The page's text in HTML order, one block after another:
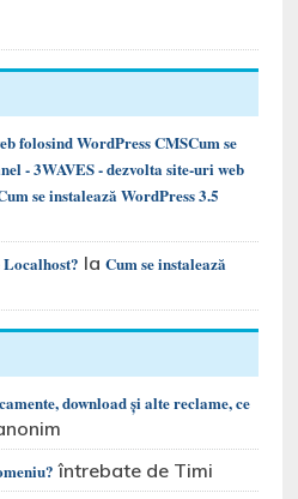
folosind WordPress CMSCum se
- 3WAVES - dezvolta site-uri web
se instalează WordPress 3.5
laCum se instalează
download și alte reclame, ce
întrebate de Timi